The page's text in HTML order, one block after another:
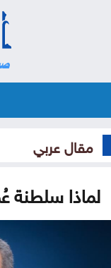
مقال عربي
لماذا سلطنة